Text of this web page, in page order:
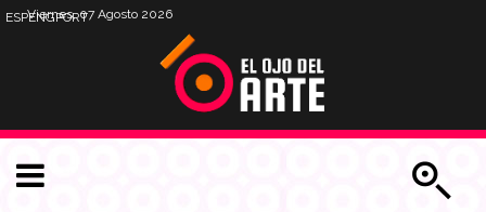
Viernes, 07 Agosto 2026
ESPENGPORT